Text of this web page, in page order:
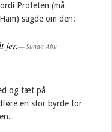
Profeten (må
sagde om den:
jer.
Sunan Abu
og tæt på
en stor byrde for